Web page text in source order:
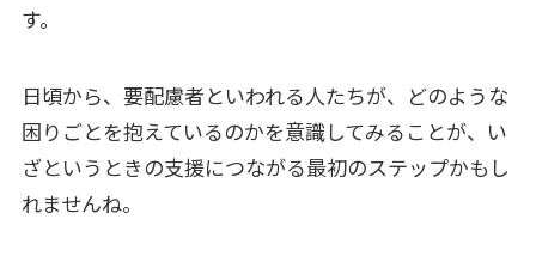
す。
日頃から、要配慮者といわれる人たちが、どのような
困りごとを抱えているのかを意識してみることが、い
ざというときの支援につながる最初のステップかもし
れませんね。